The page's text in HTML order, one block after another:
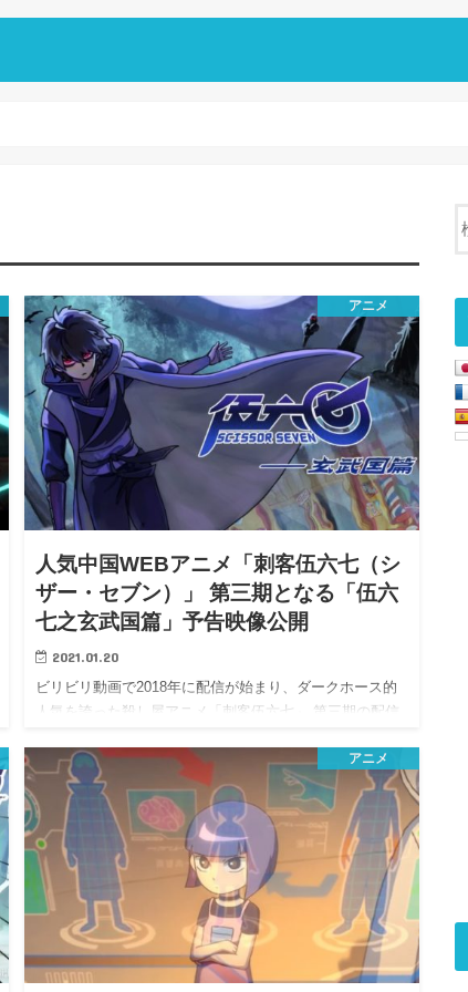
アニメ
人気中国WEBアニメ「刺客伍六七（シ
ザー・セブン）」 第三期となる「伍六
七之玄武国篇」予告映像公開
2021.01.20
ビリビリ動画で2018年に配信が始まり、ダークホース的
人気を誇った殺し屋アニメ「刺客伍六七」 第三期の配信
アニメ